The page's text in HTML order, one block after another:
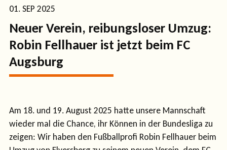
01. SEP 2025
Neuer Verein, reibungsloser Umzug:
Robin Fellhauer ist jetzt beim FC
Augsburg
Am 18. und 19. August 2025 hatte unsere Mannschaft
wieder mal die Chance, ihr Können in der Bundesliga zu
zeigen: Wir haben den Fußballprofi Robin Fellhauer beim